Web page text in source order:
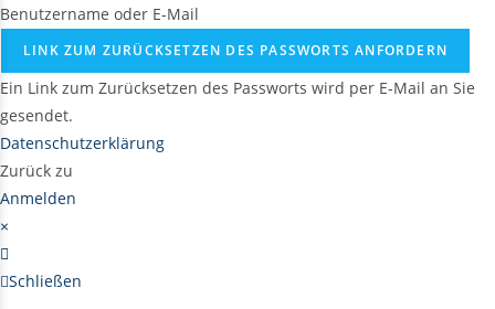
Benutzername oder E-Mail
LINK ZUM ZURÜCKSETZEN DES PASSWORTS ANFORDERN
Ein Link zum Zurücksetzen des Passworts wird per E-Mail an Sie
gesendet.
Datenschutzerklärung
Zurück zu
Anmelden
×
Schließen